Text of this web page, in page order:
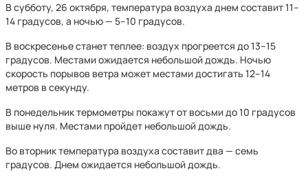
В субботу, 26 октября, температура воздуха днем составит 11–
14 градусов, а ночью — 5–10 градусов.
В воскресенье станет теплее: воздух прогреется до 13–15
градусов. Местами ожидается небольшой дождь. Ночью
скорость порывов ветра может местами достигать 12–14
метров в секунду.
В понедельник термометры покажут от восьми до 10 градусов
выше нуля. Местами пройдет небольшой дождь.
Во вторник температура воздуха составит два — семь
градусов. Днем ожидается небольшой дождь.